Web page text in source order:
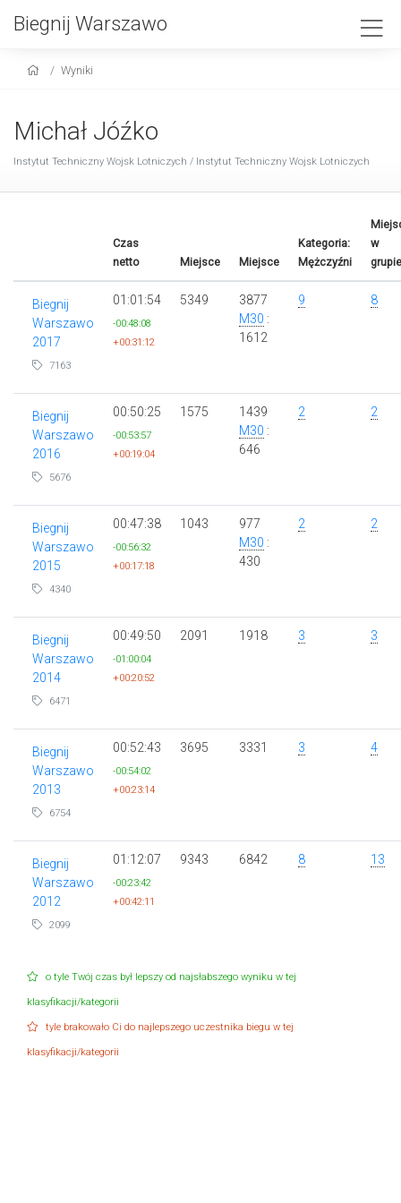
Biegnij Warszawo
Wyniki
Michał Jóźko
Instytut Techniczny Wojsk Lotniczych / Instytut Techniczny Wojsk Lotniczych
Czas
netto
Miejsce Miejsce
Kategoria:
Mężczyźni
w
grupie
Biegnij
Warszawo
2017
7163
01:01:54
-00:48:08
+00:31:12
5349
3877
M30 :
1612
9 8
Biegnij
Warszawo
2016
5676
00:50:25
-00:53:57
+00:19:04
1575
1439
M30 :
646
2 2
Biegnij
Warszawo
2015
4340
00:47:38
-00:56:32
+00:17:18
1043
977
M30 :
430
2 2
Biegnij
Warszawo
2014
6471
00:49:50
-01:00:04
+00:20:52
2091 1918 3 3
Biegnij
Warszawo
2013
6754
00:52:43
-00:54:02
+00:23:14
3695 3331 3 4
Biegnij
Warszawo
2012
2099
01:12:07
-00:23:42
+00:42:11
9343 6842 8 13
o tyle Twój czas był lepszy od najsłabszego wyniku w tej
klasyfikacji/kategorii
tyle brakowało Ci do najlepszego uczestnika biegu w tej
klasyfikacji/kategorii